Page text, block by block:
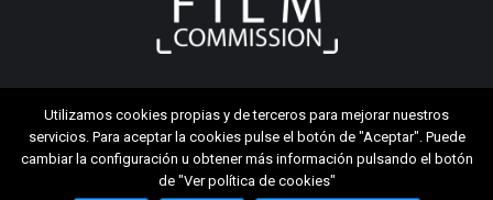
Utilizamos cookies propias y de terceros para mejorar nuestros
servicios. Para aceptar la cookies pulse el botón de "Aceptar". Puede
cambiar la configuración u obtener más información pulsando el botón
de "Ver política de cookies"